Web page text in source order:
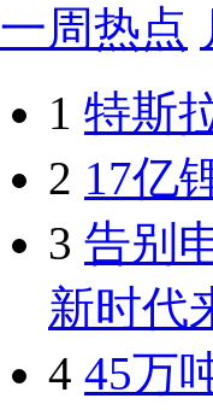
一周热点
1 特斯
2 17亿
3 告别
新时代
4 45万